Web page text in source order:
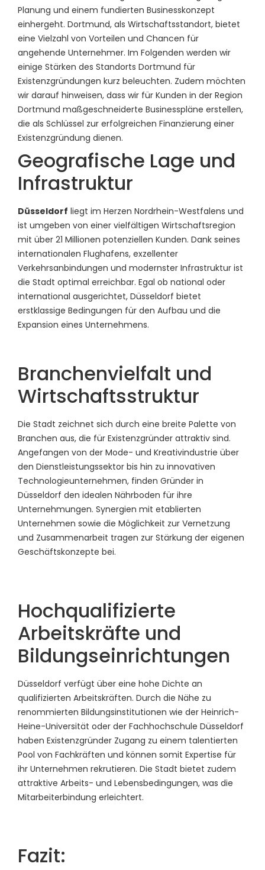
Planung und einem fundierten Businesskonzept
einhergeht. Dortmund, als Wirtschaftsstandort, bietet
eine Vielzahl von Vorteilen und Chancen für
angehende Unternehmer. Im Folgenden werden wir
einige Stärken des Standorts Dortmund für
Existenzgründungen kurz beleuchten. Zudem möchten
wir darauf hinweisen, dass wir für Kunden in der Region
Dortmund maßgeschneiderte Businesspläne erstellen,
die als Schlüssel zur erfolgreichen Finanzierung einer
Existenzgründung dienen.
Geografische Lage und
Infrastruktur
Düsseldorf liegt im Herzen Nordrhein-Westfalens und
ist umgeben von einer vielfältigen Wirtschaftsregion
mit über 21 Millionen potenziellen Kunden. Dank seines
internationalen Flughafens, exzellenter
Verkehrsanbindungen und modernster Infrastruktur ist
die Stadt optimal erreichbar. Egal ob national oder
international ausgerichtet, Düsseldorf bietet
erstklassige Bedingungen für den Aufbau und die
Expansion eines Unternehmens.
Branchenvielfalt und
Wirtschaftsstruktur
Die Stadt zeichnet sich durch eine breite Palette von
Branchen aus, die für Existenzgründer attraktiv sind.
Angefangen von der Mode- und Kreativindustrie über
den Dienstleistungssektor bis hin zu innovativen
Technologieunternehmen, finden Gründer in
Düsseldorf den idealen Nährboden für ihre
Unternehmungen. Synergien mit etablierten
Unternehmen sowie die Möglichkeit zur Vernetzung
und Zusammenarbeit tragen zur Stärkung der eigenen
Geschäftskonzepte bei.
Hochqualifizierte
Arbeitskräfte und
Bildungseinrichtungen
Düsseldorf verfügt über eine hohe Dichte an
qualifizierten Arbeitskräften. Durch die Nähe zu
renommierten Bildungsinstitutionen wie der Heinrich-
Heine-Universität oder der Fachhochschule Düsseldorf
haben Existenzgründer Zugang zu einem talentierten
Pool von Fachkräften und können somit Expertise für
ihr Unternehmen rekrutieren. Die Stadt bietet zudem
attraktive Arbeits- und Lebensbedingungen, was die
Mitarbeiterbindung erleichtert.
Fazit: